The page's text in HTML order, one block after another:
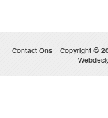
Contact Ons | Copyright ©